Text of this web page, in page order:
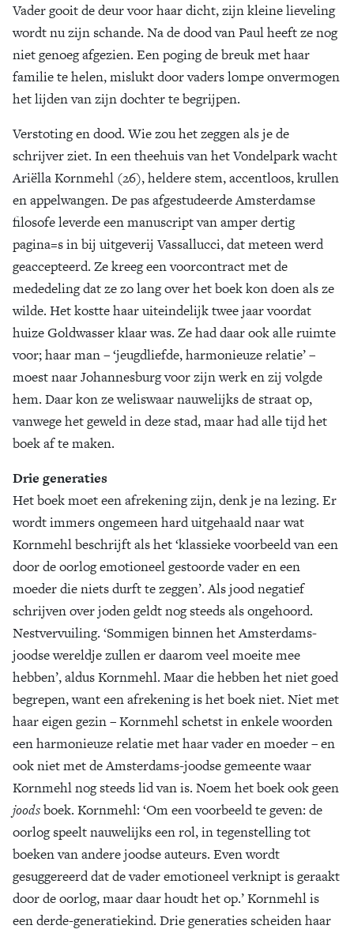
Vader gooit de deur voor haar dicht, zijn kleine lieveling
wordt nu zijn schande. Na de dood van Paul heeft ze nog
niet genoeg afgezien. Een poging de breuk met haar
familie te helen, mislukt door vaders lompe onvermogen
het lijden van zijn dochter te begrijpen.
Verstoting en dood. Wie zou het zeggen als je de
schrijver ziet. In een theehuis van het Vondelpark wacht
Ariëlla Kornmehl (26), heldere stem, accentloos, krullen
en appelwangen. De pas afgestudeerde Amsterdamse
filosofe leverde een manuscript van amper dertig
pagina=s in bij uitgeverij Vassallucci, dat meteen werd
geaccepteerd. Ze kreeg een voorcontract met de
mededeling dat ze zo lang over het boek kon doen als ze
wilde. Het kostte haar uiteindelijk twee jaar voordat
huize Goldwasser klaar was. Ze had daar ook alle ruimte
voor; haar man – ‘jeugdliefde, harmonieuze relatie’ –
moest naar Johannesburg voor zijn werk en zij volgde
hem. Daar kon ze weliswaar nauwelijks de straat op,
vanwege het geweld in deze stad, maar had alle tijd het
boek af te maken.
Drie generaties
Het boek moet een afrekening zijn, denk je na lezing. Er
wordt immers ongemeen hard uitgehaald naar wat
Kornmehl beschrijft als het ‘klassieke voorbeeld van een
door de oorlog emotioneel gestoorde vader en een
moeder die niets durft te zeggen’. Als jood negatief
schrijven over joden geldt nog steeds als ongehoord.
Nestvervuiling. ‘Sommigen binnen het Amsterdams-
joodse wereldje zullen er daarom veel moeite mee
hebben’, aldus Kornmehl. Maar die hebben het niet goed
begrepen, want een afrekening is het boek niet. Niet met
haar eigen gezin – Kornmehl schetst in enkele woorden
een harmonieuze relatie met haar vader en moeder – en
ook niet met de Amsterdams-joodse gemeente waar
Kornmehl nog steeds lid van is. Noem het boek ook geen
joodsboek. Kornmehl: ‘Om een voorbeeld te geven: de
oorlog speelt nauwelijks een rol, in tegenstelling tot
boeken van andere joodse auteurs. Even wordt
gesuggereerd dat de vader emotioneel verknipt is geraakt
door de oorlog, maar daar houdt het op.’ Kornmehl is
een derde-generatiekind. Drie generaties scheiden haar